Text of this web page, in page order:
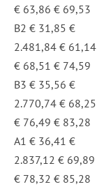
€ 63,86 € 69,53
B2 € 31,85 €
2.481,84 € 61,14
€ 68,51 € 74,59
B3 € 35,56 €
2.770,74 € 68,25
€ 76,49 € 83,28
A1 € 36,41 €
2.837,12 € 69,89
€ 78,32 € 85,28